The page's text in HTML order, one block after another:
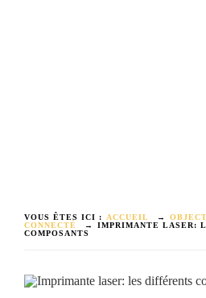
VOUS ÊTES ICI : ACCUEIL →
OBJECT
CONNECTÉ
→
IMPRIMANTE LASER:
COMPOSANTS